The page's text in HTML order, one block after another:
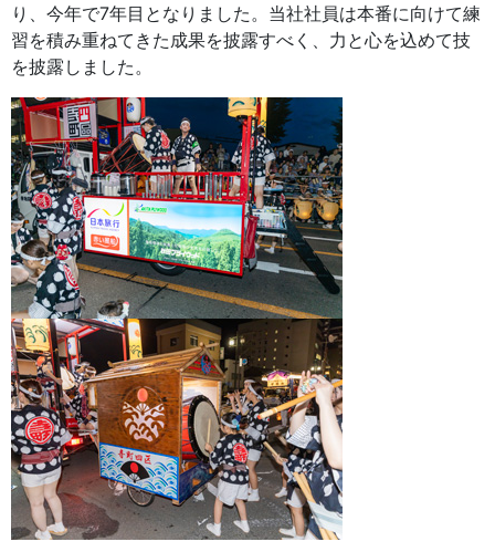
り、今年で7年目となりました。当社社員は本番に向けて練
習を積み重ねてきた成果を披露すべく、力と心を込めて技
を披露しました。